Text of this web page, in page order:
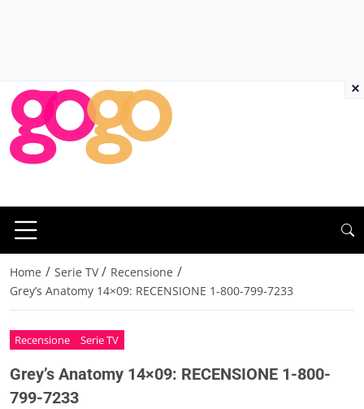
Home / Serie TV / Recensione /
Grey’s Anatomy 14×09: RECENSIONE 1-800-799-7233
Recensione Serie TV
Grey’s Anatomy 14×09: RECENSIONE 1-800-
799-7233
×